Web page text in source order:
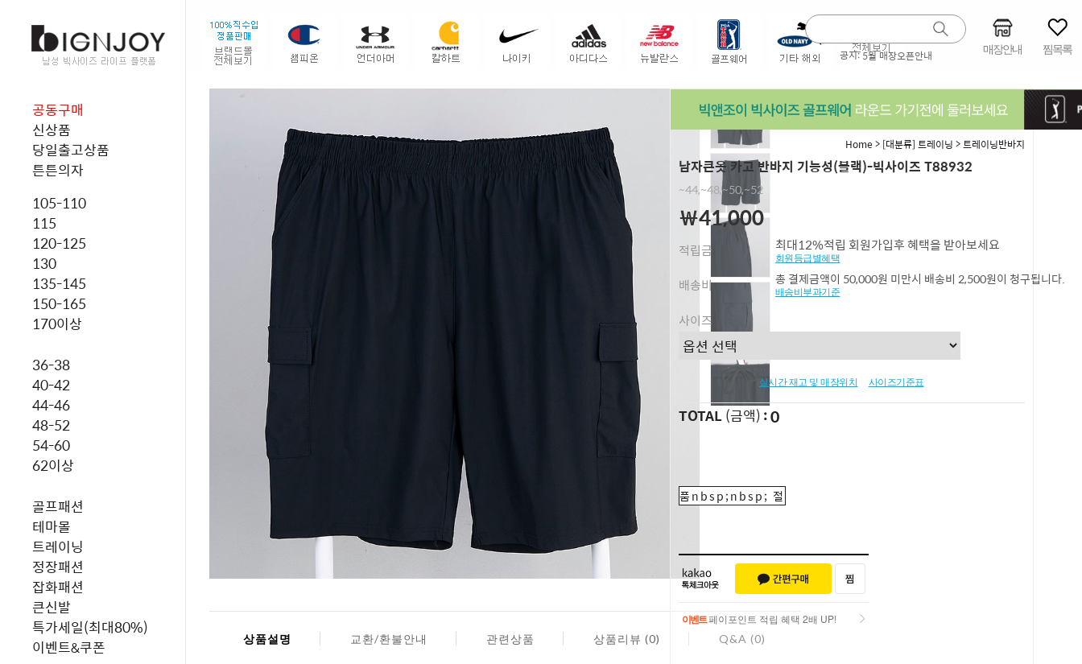
공지:5월 매장오픈안내 매장안내 찜목록
공동구매
신상품
당일출고상품
튼튼의자
105-110
115
120-125
130
135-145
150-165
170이상
36-38
40-42
44-46
48-52
54-60
62이상
골프패션
테마몰
트레이닝
정장패션
잡화패션
큰신발
특가세일(최대80%)
이벤트&쿠폰
Home> [대분류] 트레이닝 >트레이닝반바지
남자큰옷 카고 반바지 기능성(블랙)-빅사이즈 T88932
~44,~48,~50,~52
￦41,000
적립금 최대12%적립 회원가입후 혜택을 받아보세요
회원등급별혜택
배송비 총 결제금액이 50,000원 미만시 배송비 2,500원이 청구됩니다.
배송비부과기준
사이즈
실시간 재고 및 매장위치 사이즈기준표
TOTAL(금액) 0
품nbsp;nbsp; 절
이벤트페이포인트 적립 혜택 2배 UP!
이벤트 페이포인트 적립 혜택 2배 UP!
상품설명 교환/환불안내 관련상품 상품리뷰 (0) Q&A (0)